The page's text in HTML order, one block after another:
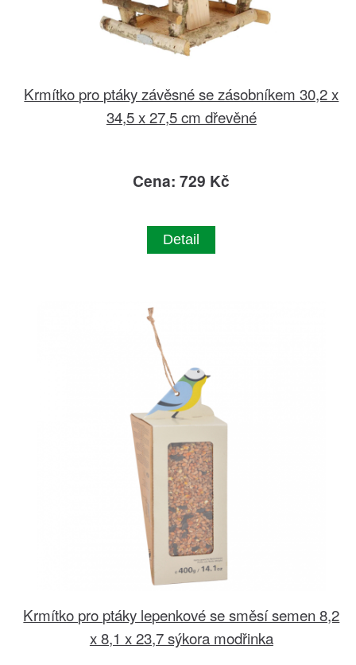
Krmítko pro ptáky závěsné se zásobníkem 30,2 x
34,5 x 27,5 cm dřevěné
Cena: 729 Kč
Detail
Krmítko pro ptáky lepenkové se směsí semen 8,2
x 8,1 x 23,7 sýkora modřinka